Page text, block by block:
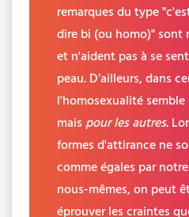
remarques du type
dire bi (ou homo)" sont
et n'aident pas à se
peau. D’ailleurs, dans
l'homosexualité
mais pour les autres.
formes d'attirance ne
comme égales par
nous-mêmes, on peut
éprouver les craintes